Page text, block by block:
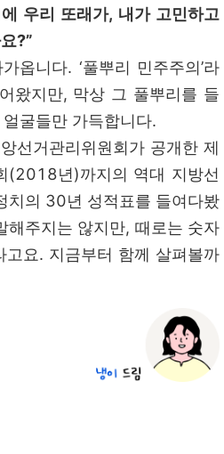
우리 또래가, 내가 고민하고
?”
옵니다. ‘풀뿌리 민주주의’라
왔지만, 막상 그 풀뿌리를 들
굴들만 가득합니다.
선거관리위원회가 공개한 제
년)까지의 역대 지방선
치의 30년 성적표를 들여다봤
해주지는 않지만, 때로는 숫자
고요. 지금부터 함께 살펴볼까